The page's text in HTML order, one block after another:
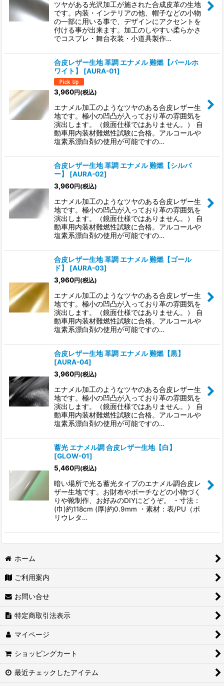
ツヤがある光沢加工が施された合成皮革の生地
です。内装・インテリアの他、帽子などの小物
の一部に用いる事で、デザインにアクセントを
付ける事が出来ます。加工のしやすい柔らかさ
でコスプレ・舞台衣装・小道具製作…
合皮レザー生地 革調 エナメル 難燃【パールホ
ワイト】
[AURA-01]
3,960円 (税込)
エナメル加工のようなツヤのある合皮レザー生
地です。極小の凹凸が入っており革の雰囲気を
演出します。（鏡面仕様ではありません。） 自
動車用内装材難燃性試験に合格。アルコールや
塩素系漂白剤の使用が可能ですの…
合皮レザー生地 革調 エナメル 難燃【シルバ
ー】
[AURA-02]
3,960円 (税込)
エナメル加工のようなツヤのある合皮レザー生
地です。極小の凹凸が入っており革の雰囲気を
演出します。（鏡面仕様ではありません。） 自
動車用内装材難燃性試験に合格。アルコールや
塩素系漂白剤の使用が可能ですの…
合皮レザー生地 革調 エナメル 難燃【ゴール
ド】
[AURA-03]
3,960円 (税込)
エナメル加工のようなツヤのある合皮レザー生
地です。極小の凹凸が入っており革の雰囲気を
演出します。（鏡面仕様ではありません。） 自
動車用内装材難燃性試験に合格。アルコールや
塩素系漂白剤の使用が可能ですの…
合皮レザー生地 革調 エナメル 難燃【黒】
[AURA-04]
3,960円 (税込)
エナメル加工のようなツヤのある合皮レザー生
地です。極小の凹凸が入っており革の雰囲気を
演出します。（鏡面仕様ではありません。） 自
動車用内装材難燃性試験に合格。アルコールや
塩素系漂白剤の使用が可能ですの…
蓄光 エナメル調 合皮レザー生地【白】
[GLOW-01]
5,460円 (税込)
暗い場所で光る蓄光タイプのエナメル調合皮レ
ザー生地です。お財布やポーチなどの小物づく
りや靴制作、お好みのDIYにどうぞ。 ・寸法：
(巾)約118cm (厚)約0.9mm ・素材：表/PU（ポ
リウレタ…
ホーム
ご利用案内
お問い合せ
特定商取引法表示
マイページ
ショッピングカート
最近チェックしたアイテム